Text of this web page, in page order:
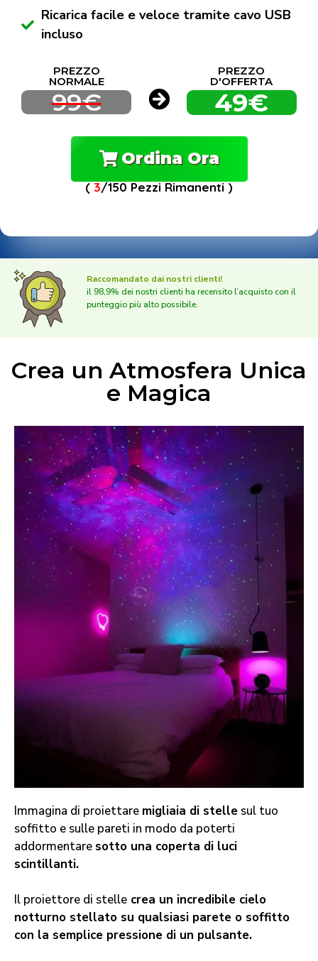
Ricarica facile e veloce tramite cavo USB
incluso
PREZZO
NORMALE
99€
PREZZO
D'OFFERTA
49€
Ordina Ora
( 3/150 Pezzi Rimanenti )
Raccomandato dai nostri clienti!
il 98,9% dei nostri clienti ha recensito l’acquisto con il
punteggio più alto possibile.
Crea un Atmosfera Unica
e Magica
Immagina di proiettare migliaia di stelle sul tuo
soffitto e sulle pareti in modo da poterti
addormentare sotto una coperta di luci
scintillanti.
Il proiettore di stelle crea un incredibile cielo
notturno stellato su qualsiasi parete o soffitto
con la semplice pressione di un pulsante.